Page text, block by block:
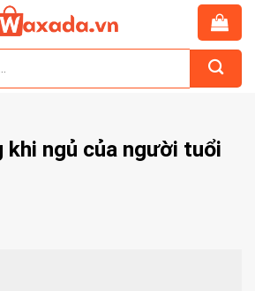
khi ngủ của người tuổi